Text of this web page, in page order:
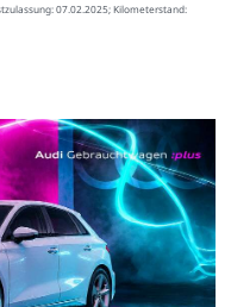
07.02.2025; Kilometerstand: